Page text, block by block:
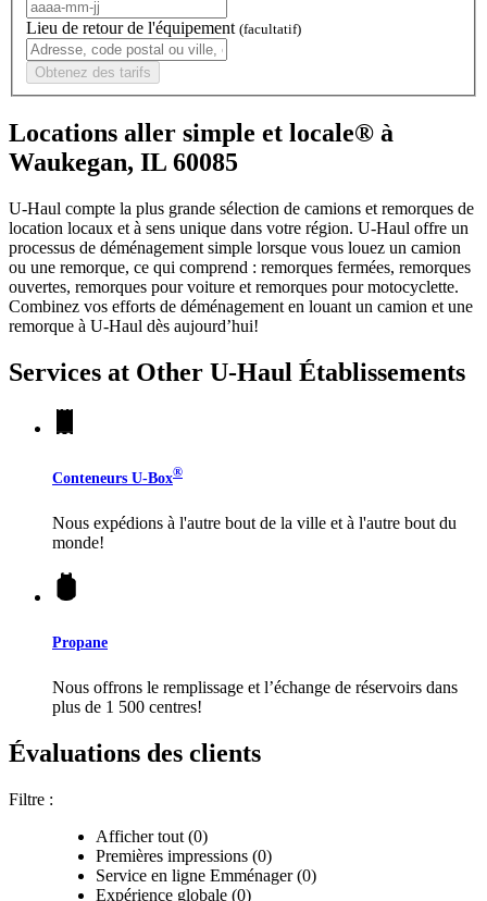
Lieu de retour de l'équipement (facultatif)
Obtenez des tarifs
Locations aller simple et locale® à
Waukegan, IL 60085
U-Haul compte la plus grande sélection de camions et remorques de
location locaux et à sens unique dans votre région. U-Haul offre un
processus de déménagement simple lorsque vous louez un camion
ou une remorque, ce qui comprend : remorques fermées, remorques
ouvertes, remorques pour voiture et remorques pour motocyclette.
Combinez vos efforts de déménagement en louant un camion et une
remorque à U-Haul dès aujourd’hui!
Services at Other U-Haul Établissements
Conteneurs U-Box®
Nous expédions à l'autre bout de la ville et à l'autre bout du
monde!
Propane
Nous offrons le remplissage et l’échange de réservoirs dans
plus de 1 500 centres!
Évaluations des clients
Filtre :
Afficher tout (0)
Premières impressions (0)
Service en ligne Emménager (0)
Expérience globale (0)